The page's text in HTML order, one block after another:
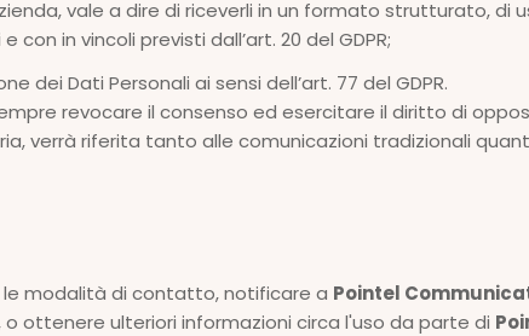
vale a dire di riceverli in un formato strutturato,
in vincoli previsti dall’art. 20 del GDPR;
dei Dati Personali ai sensi dell’art. 77 del GDPR.
revocare il consenso ed esercitare il diritto di
verrà riferita tanto alle comunicazioni tradizionali
modalità di contatto, notificare a Pointel
ottenere ulteriori informazioni circa l'uso da parte di